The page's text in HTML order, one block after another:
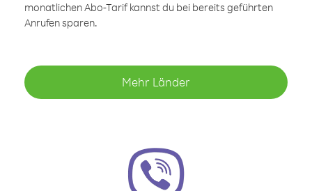
monatlichen Abo-Tarif kannst du bei bereits geführten
Anrufen sparen.
Mehr Länder